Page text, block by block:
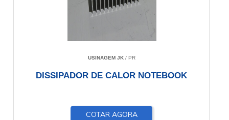
USINAGEM JK/ PR
DISSIPADOR DE CALOR NOTEBOOK
COTAR AGORA